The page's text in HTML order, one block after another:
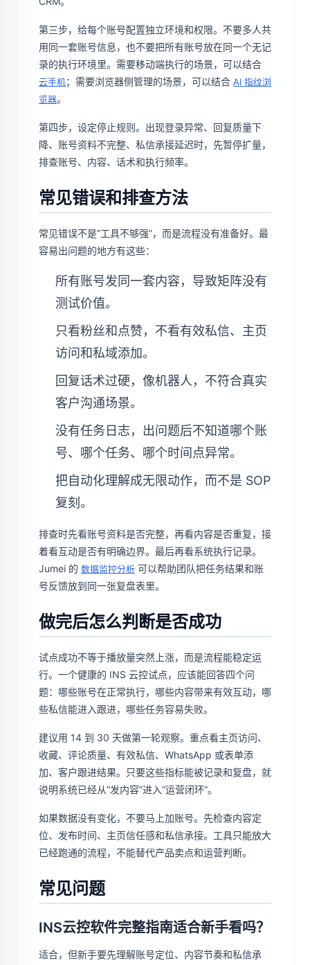
第三步，给每个账号配置独立环境和权限。不要多人共
用同一套账号信息，也不要把所有账号放在同一个无记
录的执行环境里。需要移动端执行的场景，可以结合
云手机；需要浏览器侧管理的场景，可以结合 AI 指纹浏
览器。
第四步，设定停止规则。出现登录异常、回复质量下
降、账号资料不完整、私信承接延迟时，先暂停扩量，
排查账号、内容、话术和执行频率。
常见错误和排查方法
常见错误不是“工具不够强”，而是流程没有准备好。最
容易出问题的地方有这些：
所有账号发同一套内容，导致矩阵没有
测试价值。
只看粉丝和点赞，不看有效私信、主页
访问和私域添加。
回复话术过硬，像机器人，不符合真实
客户沟通场景。
没有任务日志，出问题后不知道哪个账
号、哪个任务、哪个时间点异常。
把自动化理解成无限动作，而不是 SOP
复刻。
排查时先看账号资料是否完整，再看内容是否重复，接
着看互动是否有明确边界。最后再看系统执行记录。
Jumei 的 数据监控分析 可以帮助团队把任务结果和账
号反馈放到同一张复盘表里。
做完后怎么判断是否成功
试点成功不等于播放量突然上涨，而是流程能稳定运
行。一个健康的 INS 云控试点，应该能回答四个问
题：哪些账号在正常执行，哪些内容带来有效互动，哪
些私信能进入跟进，哪些任务容易失败。
建议用 14 到 30 天做第一轮观察。重点看主页访问、
收藏、评论质量、有效私信、WhatsApp 或表单添
加、客户跟进结果。只要这些指标能被记录和复盘，就
说明系统已经从“发内容”进入“运营闭环”。
如果数据没有变化，不要马上加账号。先检查内容定
位、发布时间、主页信任感和私信承接。工具只能放大
已经跑通的流程，不能替代产品卖点和运营判断。
常见问题
INS云控软件完整指南适合新手看吗？
适合，但新手要先理解账号定位、内容节奏和私信承